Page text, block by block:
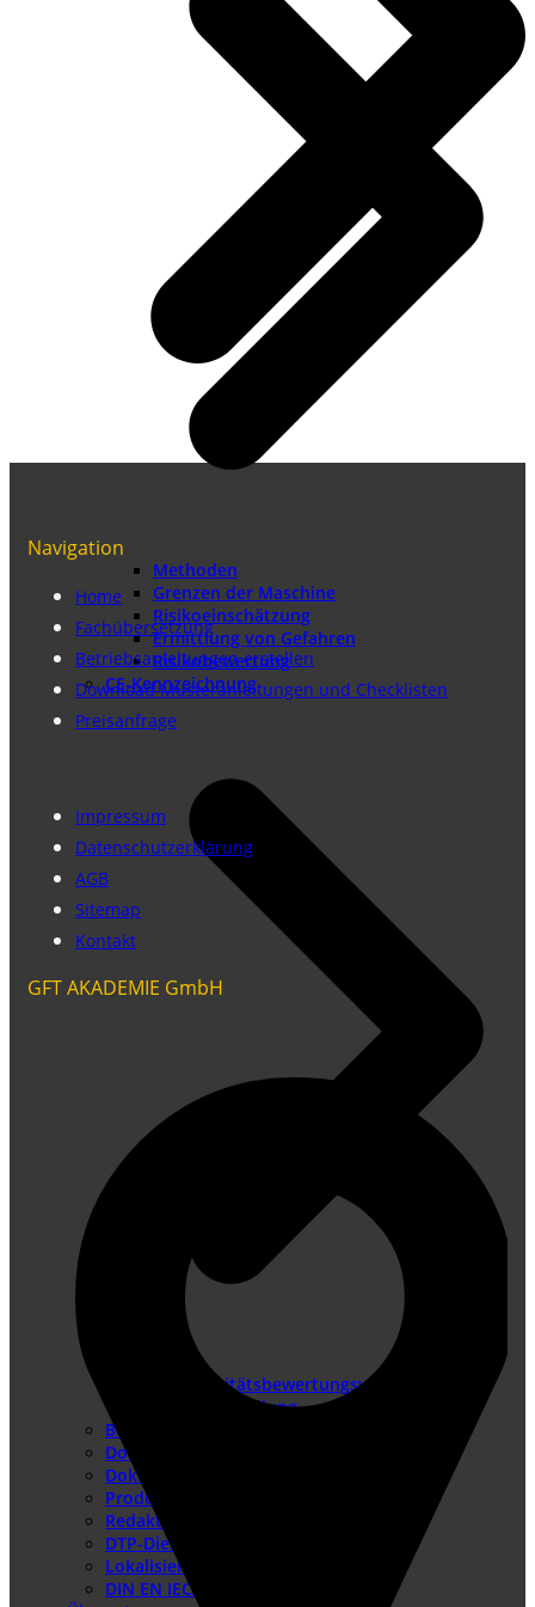
Methoden
Grenzen der Maschine
Risikoeinschätzung
Ermittlung von Gefahren
Risikobewertung
CE-Kennzeichnung
Konformitätsbewertungsverfahren
Risikobeurteilung
Betriebsanleitung erstellen
Doku-Check
Dokumentationsüberarbeitung
Produkthaftung USA
Redaktionssysteme
DTP-Dienste
Lokalisierung
DIN EN IEC/IEEE 82079-1
Navigation
Home
Fachübersetzung
Betriebsanleitungen erstellen
Download Musteranleitungen und Checklisten
Preisanfrage
Impressum
Datenschutzerklärung
AGB
Sitemap
Kontakt
GFT AKADEMIE GmbH